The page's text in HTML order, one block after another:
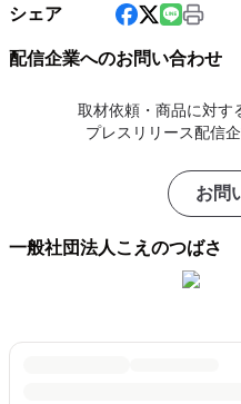
シェア
配信企業へのお問い合わせ
取材依頼・商品に対す
プレスリリース配信
お問
一般社団法人こえのつばさ